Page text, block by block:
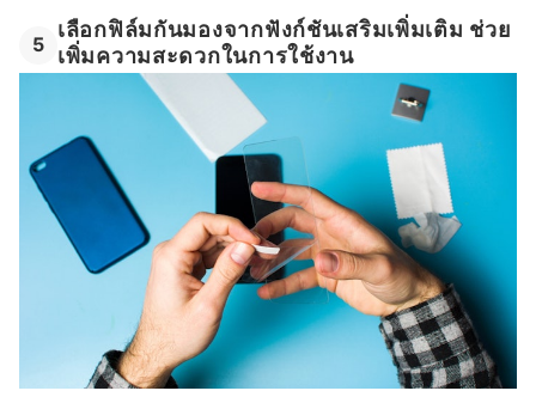
5
เลือกฟิล์มกันมองจากฟังก์ชันเสริมเพิ่มเติม ช่วย
เพิ่มความสะดวกในการใช้งาน